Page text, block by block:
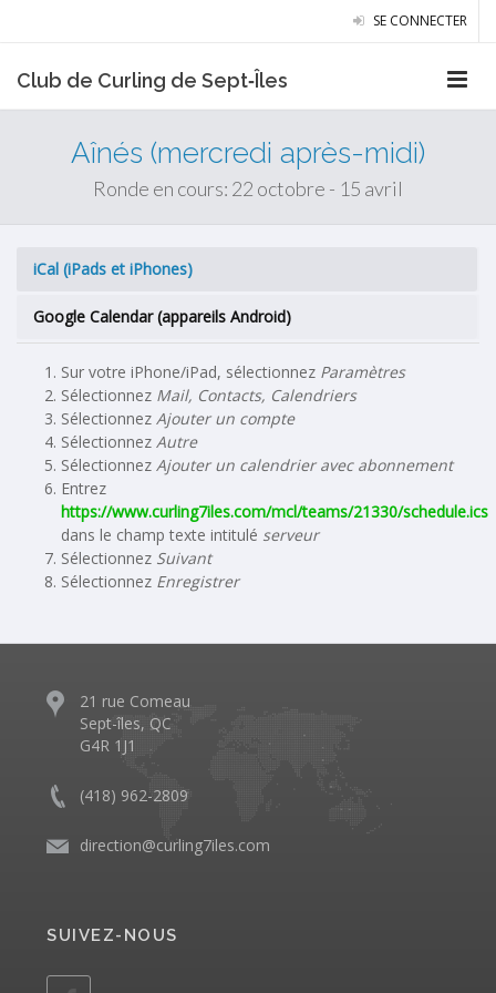
SE CONNECTER
Club de Curling de Sept‑Îles
Aînés (mercredi après-midi)
Ronde en cours: 22 octobre - 15 avril
iCal (iPads et iPhones)
Google Calendar (appareils Android)
Sur votre iPhone/iPad, sélectionnez Paramètres
Sélectionnez Mail, Contacts, Calendriers
Sélectionnez Ajouter un compte
Sélectionnez Autre
Sélectionnez Ajouter un calendrier avec abonnement
Entrez
https://www.curling7iles.com/mcl/teams/21330/schedule.ics
dans le champ texte intitulé serveur
Sélectionnez Suivant
Sélectionnez Enregistrer
21 rue Comeau
Sept-îles, QC
G4R 1J1
(418) 962-2809
direction@curling7iles.com
SUIVEZ-NOUS